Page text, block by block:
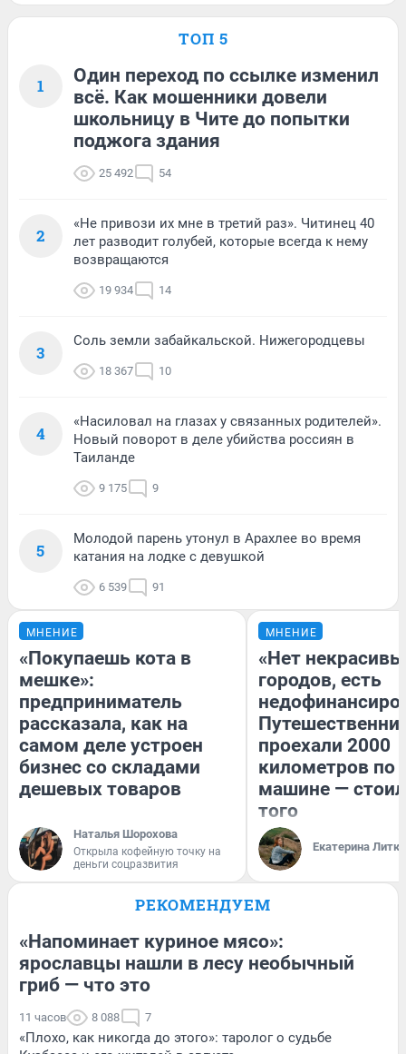
ТОП 5
1
Один переход по ссылке изменил
всё. Как мошенники довели
школьницу в Чите до попытки
поджога здания
25 492 54
2
«Не привози их мне в третий раз». Читинец 40
лет разводит голубей, которые всегда к нему
возвращаются
19 934 14
3
Соль земли забайкальской. Нижегородцевы
18 367 10
4
«Насиловал на глазах у связанных родителей».
Новый поворот в деле убийства россиян в
Таиланде
9 175 9
5
Молодой парень утонул в Арахлее во время
катания на лодке с девушкой
6 539 91
МНЕНИЕ
«Покупаешь кота в
мешке»:
предприниматель
рассказала, как на
самом деле устроен
бизнес со складами
дешевых товаров
Наталья Шорохова
Открыла кофейную точку на
деньги соцразвития
МНЕНИЕ
«Нет
городов, есть
проехали 2000
километров по
машине —
того
Екатерина
РЕКОМЕНДУЕМ
«Напоминает куриное мясо»:
ярославцы нашли в лесу необычный
гриб — что это
11 часов 8 088 7
«Плохо, как никогда до этого»: таролог о судьбе